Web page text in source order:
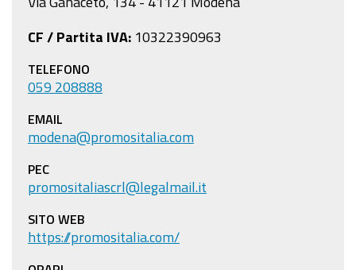
CF / Partita IVA: 10322390963
TELEFONO
059 208888
EMAIL
modena@promositalia.com
PEC
promositaliascrl@legalmail.it
SITO WEB
https://promositalia.com/